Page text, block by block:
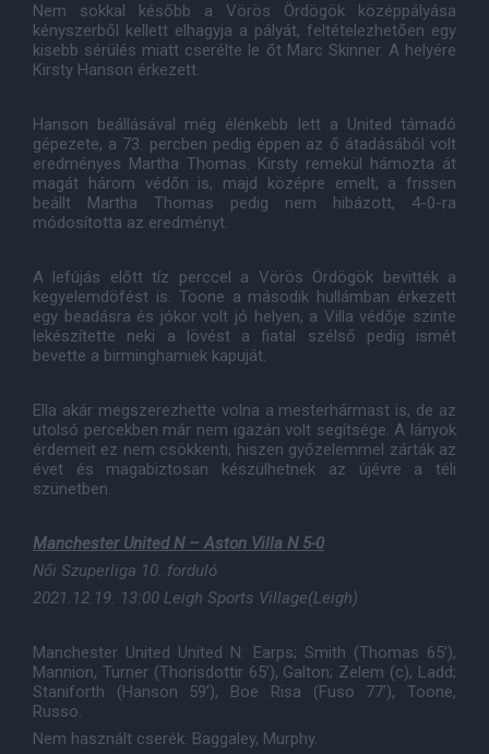
Nem sokkal később a Vörös Ördögök középpályása
kényszerből kellett elhagyja a pályát, feltételezhetően egy
kisebb sérülés miatt cserélte le őt Marc Skinner. A helyére
Kirsty Hanson érkezett.
Hanson beállásával még élénkebb lett a United támadó
gépezete, a 73. percben pedig éppen az ő átadásából volt
eredményes Martha Thomas. Kirsty remekül hámozta át
magát három védőn is, majd középre emelt, a frissen
beállt Martha Thomas pedig nem hibázott, 4-0-ra
módosította az eredményt.
A lefújás előtt tíz perccel a Vörös Ördögök bevitték a
kegyelemdöfést is. Toone a második hullámban érkezett
egy beadásra és jókor volt jó helyen, a Villa védője szinte
lekészítette neki a lövést a fiatal szélső pedig ismét
bevette a birminghamiek kapuját.
Ella akár megszerezhette volna a mesterhármast is, de az
utolsó percekben már nem igazán volt segítsége. A lányok
érdemeit ez nem csökkenti, hiszen győzelemmel zárták az
évet és magabiztosan készülhetnek az újévre a téli
szünetben.
Manchester United N – Aston Villa N 5-0
Női Szuperliga 10. forduló
2021.12.19. 13:00 Leigh Sports Village(Leigh)
Manchester United United N: Earps; Smith (Thomas 65’),
Mannion, Turner (Thorisdottir 65’), Galton; Zelem (c), Ladd;
Staniforth (Hanson 59’), Boe Risa (Fuso 77’), Toone,
Russo.
Nem használt cserék: Baggaley, Murphy.